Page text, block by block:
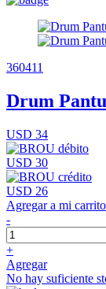
360411
Drum
USD 34
USD 30
USD 26
Agregar a mi carrito
-
+
Agregar
No hay suficiente